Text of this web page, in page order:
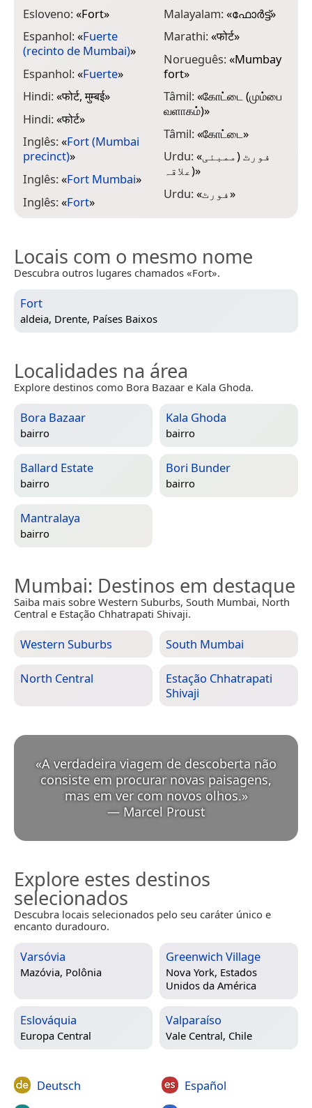
Esloveno:«Fort»
Espanhol:«Fuerte
(recinto de Mumbai)»
Espanhol:«Fuerte»
Hindi:«फोर्ट, मुम्बई»
Hindi:«फोर्ट»
Inglês:«Fort (Mumbai
precinct)»
Inglês:«Fort Mumbai»
Inglês:«Fort»
Malayalam:«ഫോർട്ട്»
Marathi:«फोर्ट»
Norueguês:«Mumbay
fort»
Tâmil:«கோட்டை (மும்பை
வளாகம்)»
Tâmil:«கோட்டை»
Urdu:«فورٹ (ممبئی
علاقہ)»
Urdu:«فورٹ»
Locais com o mesmo nome
Descubra outros lugares chamados «Fort».
Fort
aldeia, Drente, Países Baixos
Localidades na área
Explore destinos como Bora Bazaar e Kala Ghoda.
Bora Bazaar
bairro
Kala Ghoda
bairro
Ballard Estate
bairro
Bori Bunder
bairro
Mantralaya
bairro
Mumbai: Destinos em destaque
Saiba mais sobre Western Suburbs, South Mumbai, North
Central e Estação Chhatrapati Shivaji.
Western Suburbs South Mumbai
North Central
Estação Chhatrapati
Shivaji
«A verdadeira viagem de descoberta não
consiste em procurar novas paisagens,
mas em ver com novos olhos. »
— Marcel Proust
Explore estes destinos
selecionados
Descubra locais selecionados pelo seu caráter único e
encanto duradouro.
Varsóvia
Mazóvia, Polônia
Greenwich Village
Nova York, Estados
Unidos da América
Eslováquia
Europa Central
Valparaíso
Vale Central, Chile
Deutsch
Español